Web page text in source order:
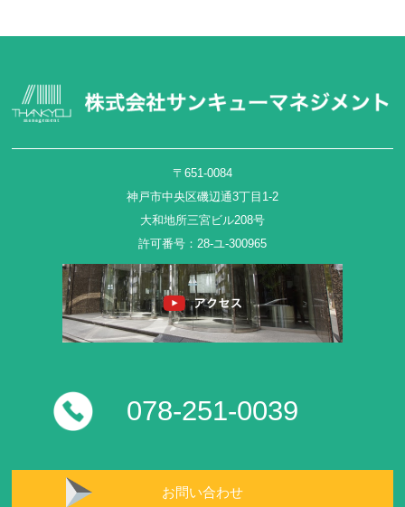
〒651-0084
神戸市中央区磯辺通3丁目1-2
大和地所三宮ビル208号
許可番号：28-ユ-300965
078-251-0039
お問い合わせ